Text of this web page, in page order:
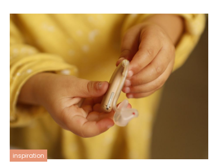
inspiration